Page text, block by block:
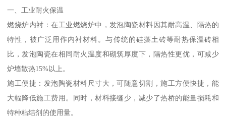
一、工业耐火保温
燃烧炉内衬：在工业燃烧炉中，发泡陶瓷材料因其耐高温、隔热的
特性，被广泛用作内衬材料。与传统的硅藻土砖等耐热保温砖相
比，发泡陶瓷在相同耐火温度和砌筑厚度下，隔热性更优，可减少
炉墙散热15%以上。
施工便捷：发泡陶瓷材料尺寸大，可随意切割，施工方便快捷，能
大幅降低施工费用。同时，材料接缝少，减少了热桥的能量损耗和
特种粘结剂的使用量。